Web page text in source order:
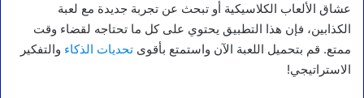
عشاق الألعاب الكلاسيكية أو تبحث عن تجربة جديدة مع لعبة
الكذابين، فإن هذا التطبيق يحتوي على كل ما تحتاجه لقضاء وقت
ممتع. قم بتحميل اللعبة الآن واستمتع بأقوى تحديات الذكاء والتفكير
الاستراتيجي!